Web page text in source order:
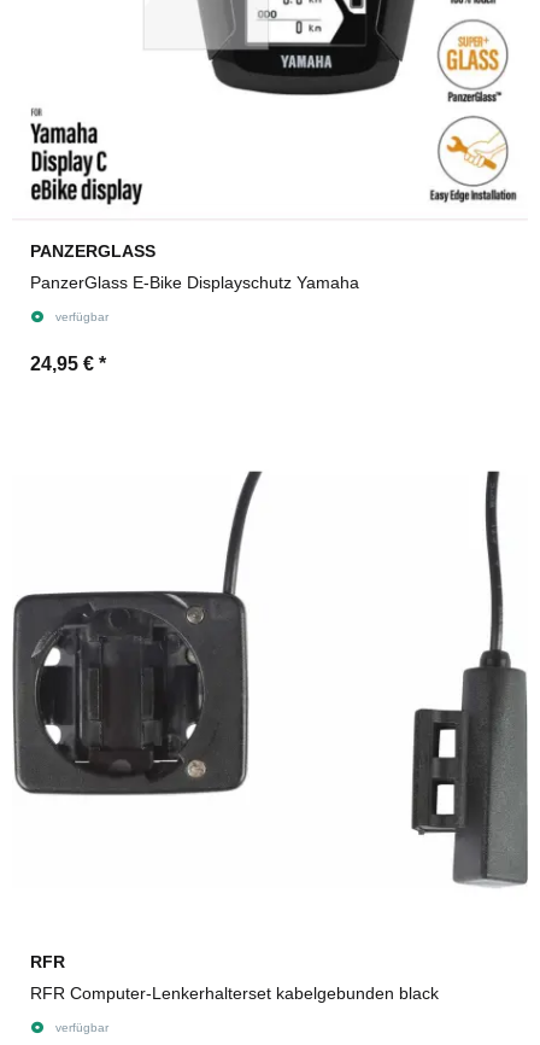
PANZERGLASS
PanzerGlass E-Bike Displayschutz Yamaha
verfügbar
24,95 € *
RFR
RFR Computer-Lenkerhalterset kabelgebunden black
verfügbar